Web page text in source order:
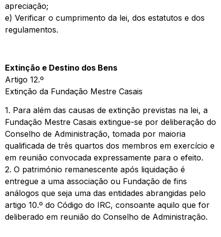
apreciação;
e) Verificar o cumprimento da lei, dos estatutos e dos
regulamentos.
Extinção e Destino dos Bens
Artigo 12.º
Extinção da Fundação Mestre Casais
1. Para além das causas de extinção previstas na lei, a
Fundação Mestre Casais extingue-se por deliberação do
Conselho de Administração, tomada por maioria
qualificada de três quartos dos membros em exercício e
em reunião convocada expressamente para o efeito.
2. O património remanescente após liquidação é
entregue a uma associação ou Fundação de fins
análogos que seja uma das entidades abrangidas pelo
artigo 10.º do Código do IRC, consoante aquilo que for
deliberado em reunião do Conselho de Administração.